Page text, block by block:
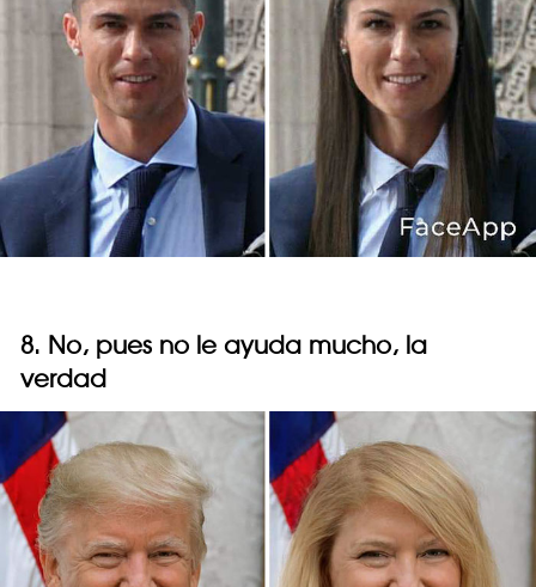
8. No, pues no le ayuda mucho, la
verdad